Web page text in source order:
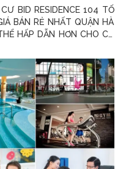
BID RESIDENCE 104 TỐ
BÁN RẺ NHẤT QUẬN HÀ
HẤP DẪN HƠN CHO CẢ
ÁN Xin chân thành cám ơn
dự án Bid